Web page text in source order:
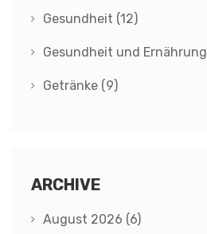
Gesundheit (12)
Gesundheit und Ernährung
Getränke (9)
ARCHIVE
August 2026 (6)